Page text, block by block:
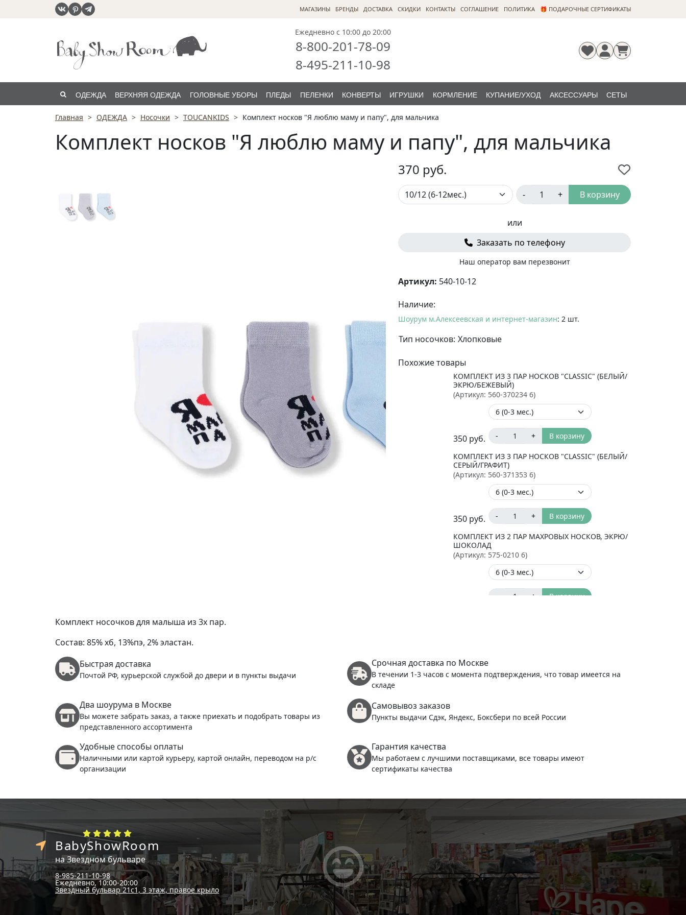
МАГАЗИНЫ БРЕНДЫ ДОСТАВКА СКИДКИ КОНТАКТЫ CОГЛАШЕНИЕ ПОЛИТИКА 🎁 ПОДАРОЧНЫЕ СЕРТИФИКАТЫ
Ежедневно с 10:00 до 20:00
8-800-201-78-09
8-495-211-10-98
ОДЕЖДА ВЕРХНЯЯ ОДЕЖДА ГОЛОВНЫЕ УБОРЫ ПЛЕДЫ ПЕЛЕНКИ КОНВЕРТЫ ИГРУШКИ КОРМЛЕНИЕ КУПАНИЕ/УХОД АКСЕССУАРЫ СЕТЫ
РАСПРОДАЖА
Главная ОДЕЖДА Носочки TOUCANKIDS Комплект носков "Я люблю маму и папу", для мальчика
Комплект носков "Я люблю маму и папу", для мальчика
370 руб.
- + В корзину
или
Заказать по телефону
Наш оператор вам перезвонит
Артикул: 540-10-12
Наличие:
Шоурум м.Алексеевская и интернет-магазин: 2 шт.
Тип носочков: Хлопковые
Похожие товары
КОМПЛЕКТ ИЗ 3 ПАР НОСКОВ "CLASSIC" (БЕЛЫЙ/
ЭКРЮ/БЕЖЕВЫЙ)
(Артикул: 560-370234 6)
350 руб. - + В корзину
КОМПЛЕКТ ИЗ 3 ПАР НОСКОВ "CLASSIC" (БЕЛЫЙ/
СЕРЫЙ/ГРАФИТ)
(Артикул: 560-371353 6)
350 руб. - + В корзину
КОМПЛЕКТ ИЗ 2 ПАР МАХРОВЫХ НОСКОВ, ЭКРЮ/
ШОКОЛАД
(Артикул: 575-0210 6)
+ В корзину
370руб. - + В корзину
(Артикул:550-8-10)
370руб. - + В корзину
Комплект носочков для малыша из 3х пар.
Состав: 85% хб, 13%пэ, 2% эластан.
Быстрая доставка
Почтой РФ, курьерской службой до двери и в пункты выдачи
Срочная доставка по Москве
В течении 1-3 часов с момента подтверждения, что товар имеется на
складе
Два шоурума в Москве
Вы можете забрать заказ, а также приехать и подобрать товары из
представленного ассортимента
Самовывоз заказов
Пункты выдачи Сдэк, Яндекс, Боксбери по всей России
Удобные способы оплаты
Наличными или картой курьеру, картой онлайн, переводом на р/с
организации
Гарантия качества
Мы работаем с лучшими поставщиками, все товары имеют
сертификаты качества
BabyShowRoom
на Звездном бульваре
8-985-211-10-98
Ежедневно, 10:00-20:00
Звездный бульвар 21с1, 3 этаж, правое крыло